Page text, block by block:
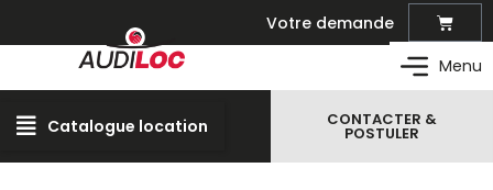
Votre demande
Menu
Catalogue location
Matériel de location
Outillage professionnel
CONTACTER &
POSTULER